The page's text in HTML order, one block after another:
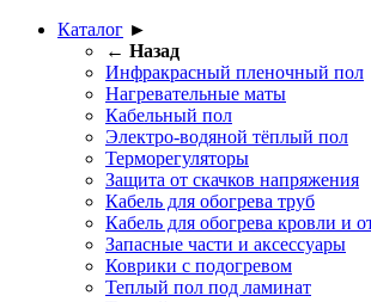
Каталог ►
← Назад
Инфракрасный пленочный пол
Нагревательные маты
Кабельный пол
Электро-водяной тёплый пол
Терморегуляторы
Защита от скачков напряжения
Кабель для обогрева труб
Кабель для обогрева кровли и
Запасные части и аксессуары
Коврики с подогревом
Теплый пол под ламинат